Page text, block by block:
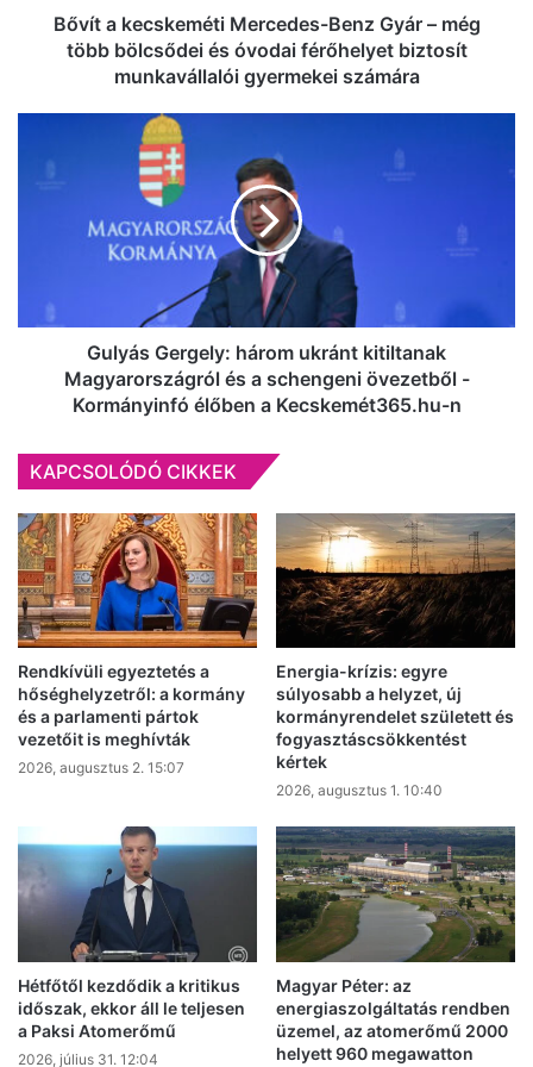
bölcsődeiBővít a kecskeméti Mercedes-Benz Gyár – még
több bölcsődei és óvodai férőhelyet biztosít
munkavállalói gyermekei számára
Magyarországról
schengeni
övezetből
Kormányinfó
Kecskemét365.hu-
Gulyás Gergely: három ukránt kitiltanak
Magyarországról és a schengeni övezetből -
Kormányinfó élőben a Kecskemét365.hu-n
KAPCSOLÓDÓ CIKKEK
Rendkívüli egyeztetés a
hőséghelyzetről: a kormány
és a parlamenti pártok
vezetőit is meghívták
2026, augusztus 2. 15:07
Energia-krízis: egyre
súlyosabb a helyzet, új
kormányrendelet született és
fogyasztáscsökkentést
kértek
2026, augusztus 1. 10:40
Hétfőtől kezdődik a kritikus
időszak, ekkor áll le teljesen
a Paksi Atomerőmű
2026, július 31. 12:04
Magyar Péter: az
energiaszolgáltatás rendben
üzemel, az atomerőmű 2000
helyett 960 megawatton